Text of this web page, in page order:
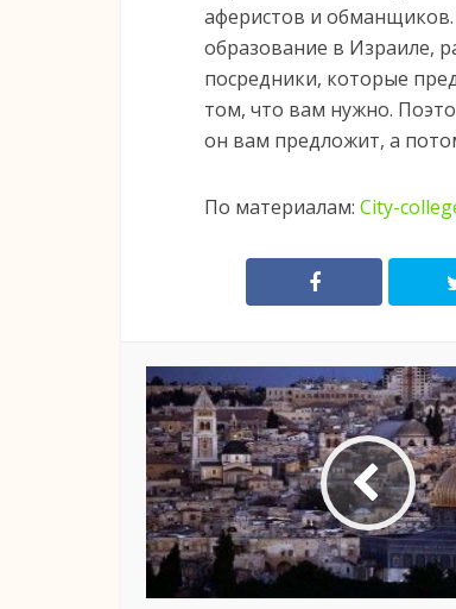
аферистов и
образование в Израиле,
посредники, которые
том, что вам нужно.
он вам предложит, а
По материалам: City-